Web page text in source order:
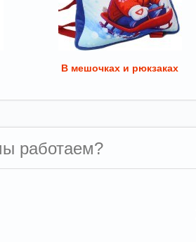
В мешочках и рюкзаках
работаем?